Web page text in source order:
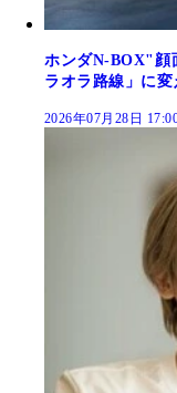
ホンダN-BOX"顔
ラオラ路線」に変
2026年07月28日